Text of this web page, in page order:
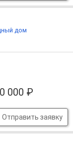
000 ₽
Отправить заявку
дом